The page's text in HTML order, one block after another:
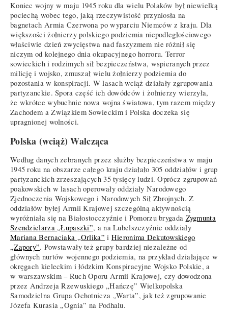
Koniec wojny w maju 1945 roku dla wielu Polaków był niewielką
pociechą wobec tego, jaką rzeczywistość przyniosła na
bagnetach Armia Czerwona po wyparciu Niemców z kraju. Dla
większości żołnierzy polskiego podziemia niepodległościowego
właściwie dzień zwycięstwa nad faszyzmem nie różnił się
niczym od kolejnego dnia okupacyjnego horroru. Terror
sowieckich i rodzimych sił bezpieczeństwa, wspieranych przez
milicję i wojsko, zmuszał wielu żołnierzy podziemia do
pozostania w konspiracji. W lasach wciąż działały zgrupowania
partyzanckie. Spora część ich dowódców i żołnierzy wierzyła,
że wkrótce wybuchnie nowa wojna światowa, tym razem między
Zachodem a Związkiem Sowieckim i Polska doczeka się
upragnionej wolności.
Polska (wciąż) Walcząca
Według danych zebranych przez służby bezpieczeństwa w maju
1945 roku na obszarze całego kraju działało 305 oddziałów i grup
partyzanckich zrzeszających 35 tysięcy ludzi. Oprócz zgrupowań
poakowskich w lasach operowały oddziały Narodowego
Zjednoczenia Wojskowego i Narodowych Sił Zbrojnych. Z
oddziałów byłej Armii Krajowej szczególną aktywnością
wyróżniała się na Białostocczyźnie i Pomorzu brygada Zygmunta
Szendzielarza „Łupaszki”, a na Lubelszczyźnie oddziały
Mariana Bernaciaka „Orlika” i Hieronima Dekutowskiego
„Zapory”. Powstawały też grupy bardziej niezależne od
głównych nurtów wojennego podziemia, na przykład działające w
okręgach kieleckim i łódzkim Konspiracyjne Wojsko Polskie, a
w warszawskim – Ruch Oporu Armii Krajowej, czy dowodzona
przez Andrzeja Rzewuskiego „Hańczę” Wielkopolska
Samodzielna Grupa Ochotnicza „Warta”, jak też zgrupowanie
Józefa Kurasia „Ognia” na Podhalu.